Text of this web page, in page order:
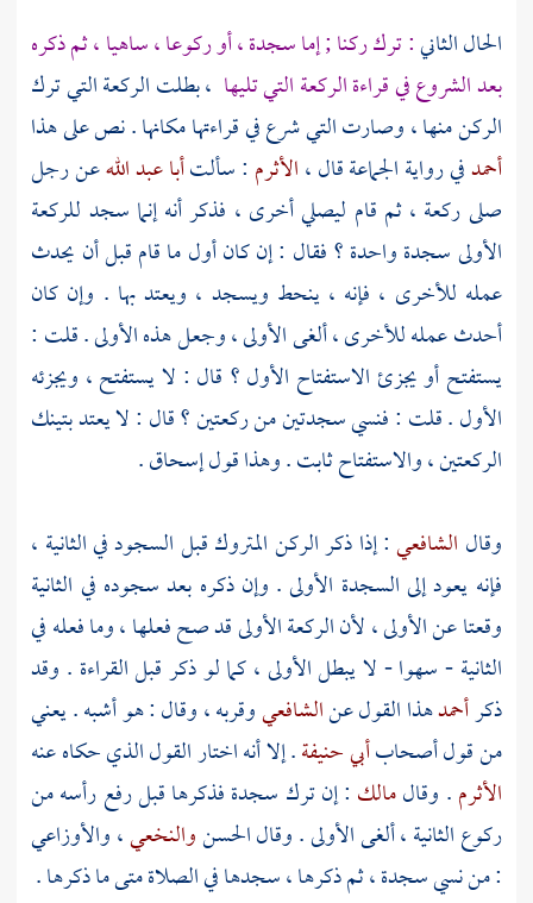
الحال الثاني: ترك ركنا ; إما سجدة ، أو ركوعا ، ساهيا ، ثم ذكره
بعد الشروع في قراءة الركعة التي تليها ، بطلت الركعة التي ترك
الركن منها ، وصارت التي شرع في قراءتها مكانها . نص على هذا
أحمدفي رواية الجماعة قال ،الأثرم : سألتأبا عبد اللهعن رجل
صلى ركعة ، ثم قام ليصلي أخرى ، فذكر أنه إنما سجد للركعة
الأولى سجدة واحدة ؟ فقال : إن كان أول ما قام قبل أن يحدث
عمله للأخرى ، فإنه ، ينحط ويسجد ، ويعتد بها . وإن كان
أحدث عمله للأخرى ، ألغى الأولى ، وجعل هذه الأولى . قلت :
يستفتح أو يجزئ الاستفتاح الأول ؟ قال : لا يستفتح ، ويجزئه
الأول . قلت : فنسي سجدتين من ركعتين ؟ قال : لا يعتد بتينك
الركعتين ، والاستفتاح ثابت . وهذا قولإسحاق.
وقال الشافعي: إذا ذكر الركن المتروك قبل السجود في الثانية ،
فإنه يعود إلى السجدة الأولى . وإن ذكره بعد سجوده في الثانية
وقعتا عن الأولى ، لأن الركعة الأولى قد صح فعلها ، وما فعله في
الثانية - سهوا - لا يبطل الأولى ، كما لو ذكر قبل القراءة . وقد
ذكرأحمدهذا القول عنالشافعيوقربه ، وقال : هو أشبه . يعني
من قول أصحابأبي حنيفة. إلا أنه اختار القول الذي حكاه عنه
الأثرم. وقالمالك : إن ترك سجدة فذكرها قبل رفع رأسه من
ركوع الثانية ، ألغى الأولى . وقالالحسنوالنخعي،والأوزاعي
: من نسي سجدة ، ثم ذكرها ، سجدها في الصلاة متى ما ذكرها .